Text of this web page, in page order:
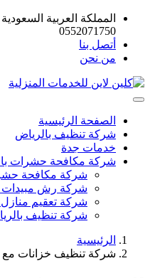
المملكة العربية السعودية
0552071750
أتصل بنا
من نحن
الصفحة الرئيسية
شركة تنظيف بالرياض
خدمات جدة
شركة مكافحة حشرات
شركة مكافحة
شركة رش مبيدات
شركة تعقيم منازل
شركة تنظيف
الرئيسية
شركة تنظيف خزانات مع